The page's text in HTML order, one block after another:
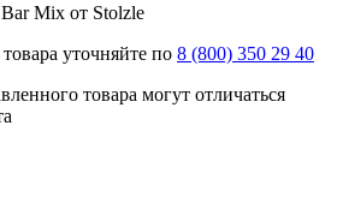
Mix от Stolzle
уточняйте по 8 (800) 350 29 40
товара могут отличаться